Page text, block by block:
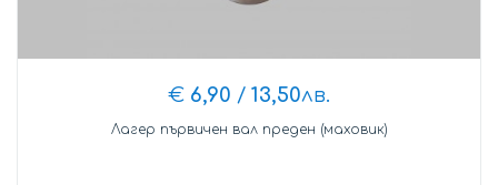
€ 6,90 / 13,50лв.
Лагер първичен вал преден (маховик)